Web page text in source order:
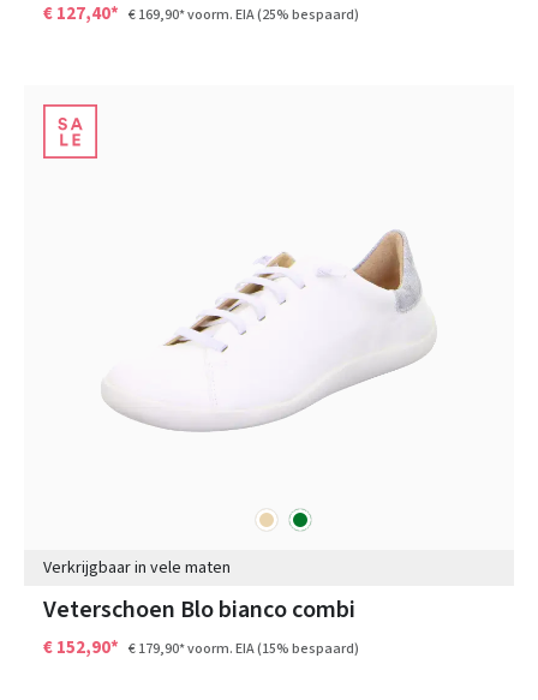
€ 127,40* € 169,90*voorm. EIA(25% bespaard)
beigegroen
Verkrijgbaar in vele maten
Veterschoen Blo bianco combi
€ 152,90* € 179,90*voorm. EIA(15% bespaard)